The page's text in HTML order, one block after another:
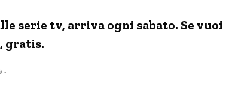
serie tv, arriva ogni sabato. Se vuoi
gratis.
-